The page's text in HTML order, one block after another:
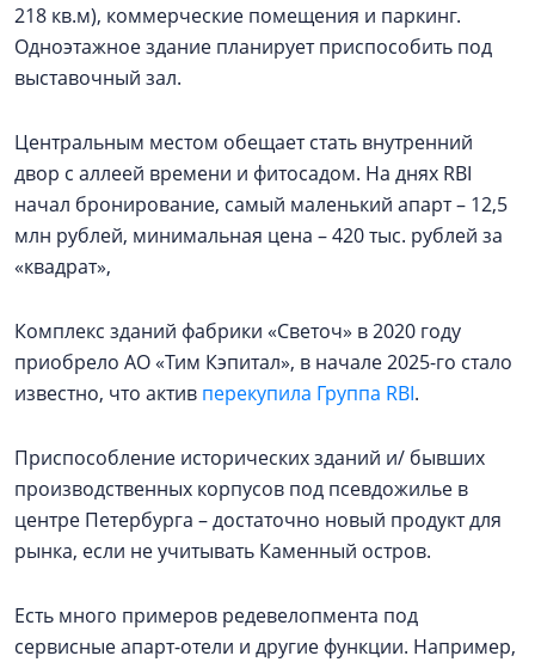
218 кв.м), коммерческие помещения и паркинг.
Одноэтажное здание планирует приспособить под
выставочный зал.
Центральным местом обещает стать внутренний
двор с аллеей времени и фитосадом. На днях RBI
начал бронирование, самый маленький апарт – 12,5
млн рублей, минимальная цена – 420 тыс. рублей за
«квадрат»,
Комплекс зданий фабрики «Светоч» в 2020 году
приобрело АО «Тим Кэпитал», в начале 2025-го стало
известно, что актив перекупила Группа RBI.
Приспособление исторических зданий и/ бывших
производственных корпусов под псевдожилье в
центре Петербурга – достаточно новый продукт для
рынка, если не учитывать Каменный остров.
Есть много примеров редевелопмента под
сервисные апарт-отели и другие функции. Например,